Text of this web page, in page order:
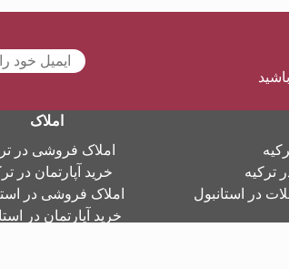
ترکیه
در استانبول
املاک
املاک فروشی در
خرید آپارتمان در
املاک فروشی در
خرید آپارتمان در